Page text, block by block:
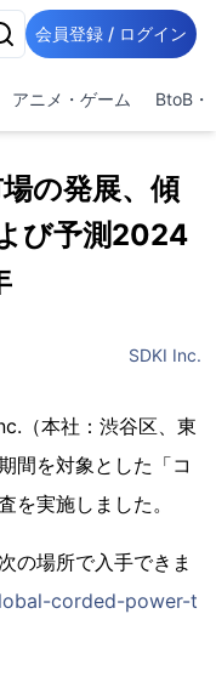
会員登録 / ログイン
アニメ・ゲーム BtoB・
の発展、傾
び予測2024
SDKI Inc.
（本社：渋谷区、東
間を対象とした「コ
を実施しました。
の場所で入手できま
corded-power-t